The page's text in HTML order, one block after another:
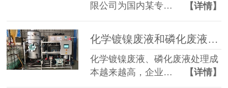
限公司为国内某专…
【详情】
化学镀镍废液和磷化废液如何降低危废处置成本？2 吨/天低温蒸发案例年节省超100万
化学镀镍废液、磷化废液处理成
本越来越高，企业…
【详情】